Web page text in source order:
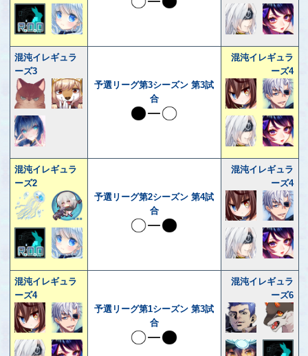
混沌イレギュラ
ーズ3
予選リーグ第3シーズン 第3試
合
混沌イレギュラ
ーズ4
混沌イレギュラ
ーズ2
予選リーグ第2シーズン 第4試
合
混沌イレギュラ
ーズ4
混沌イレギュラ
ーズ4
予選リーグ第1シーズン 第3試
合
混沌イレギュラ
ーズ6